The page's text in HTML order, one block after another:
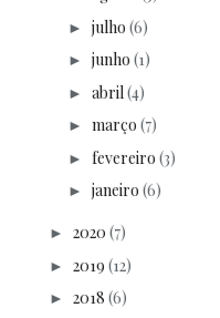
► julho (6)
► junho (1)
► abril (4)
► março (7)
► fevereiro (3)
► janeiro (6)
► 2020 (7)
► 2019 (12)
► 2018 (6)